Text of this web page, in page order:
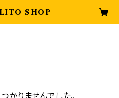
LITO SHOP
かりませんでした。